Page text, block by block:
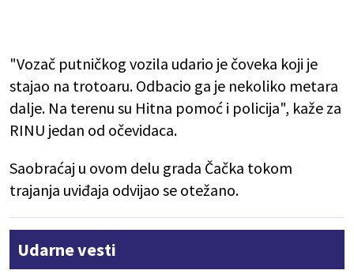
"Vozač putničkog vozila udario je čoveka koji je
stajao na trotoaru. Odbacio ga je nekoliko metara
dalje. Na terenu su Hitna pomoć i policija", kaže za
RINU jedan od očevidaca.
Saobraćaj u ovom delu grada Čačka tokom
trajanja uviđaja odvijao se otežano.
Udarne vesti